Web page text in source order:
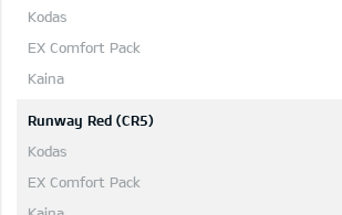
Runway Red (CR5)